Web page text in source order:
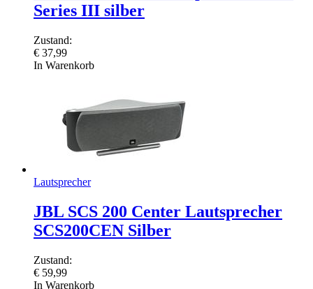
Series III silber
Zustand:
€ 37,99
In Warenkorb
Lautsprecher
JBL SCS 200 Center Lautsprecher
SCS200CEN Silber
Zustand:
€ 59,99
In Warenkorb